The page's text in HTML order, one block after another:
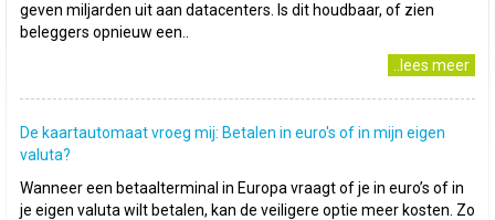
geven miljarden uit aan datacenters. Is dit houdbaar, of zien
beleggers opnieuw een..
..lees meer
De kaartautomaat vroeg mij: Betalen in euro's of in mijn eigen
valuta?
Wanneer een betaalterminal in Europa vraagt of je in euro’s of in
je eigen valuta wilt betalen, kan de veiligere optie meer kosten. Zo